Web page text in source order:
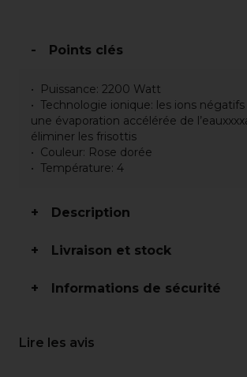
Points clés
Puissance: 2200 Watt
Technologie ionique: les ions
une évaporation accélérée de
éliminer les frisottis
Couleur: Rose dorée
Température: 4
Description
Livraison et stock
Informations de sécurité
Lire les avis